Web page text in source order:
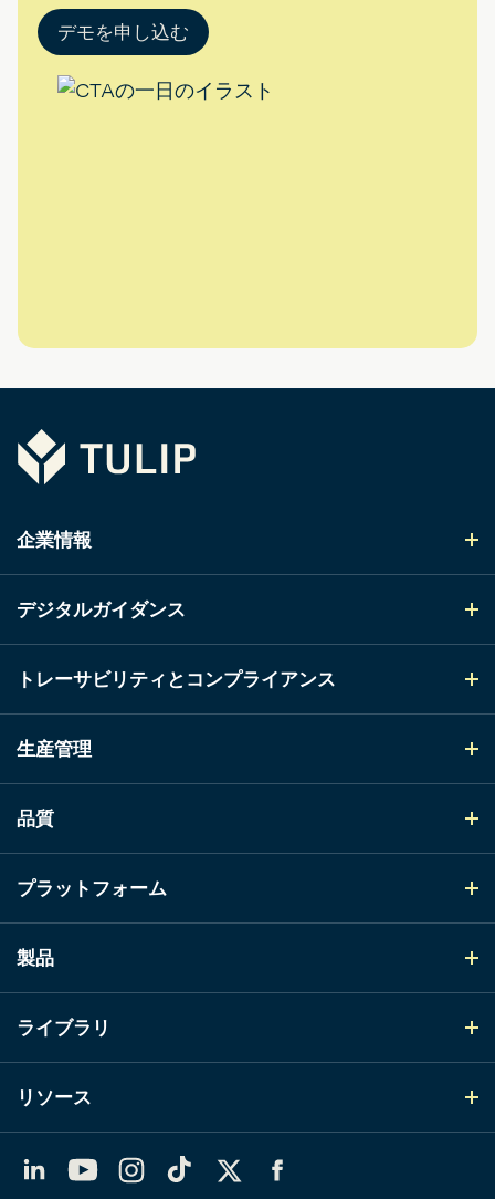
デモを申し込む
Tulip
企業情報
デジタルガイダンス
トレーサビリティとコンプライアンス
生産管理
品質
プラットフォーム
製品
ライブラリ
リソース
YouTubeInstagram
TikTok